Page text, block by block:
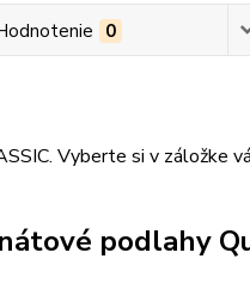
0
Vyberte si v záložke
podlahy